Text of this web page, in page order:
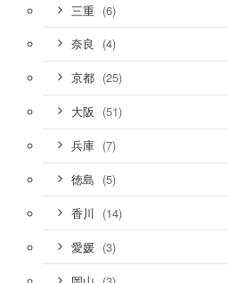
三重 (6)
奈良 (4)
京都 (25)
大阪 (51)
兵庫 (7)
徳島 (5)
香川 (14)
愛媛 (3)